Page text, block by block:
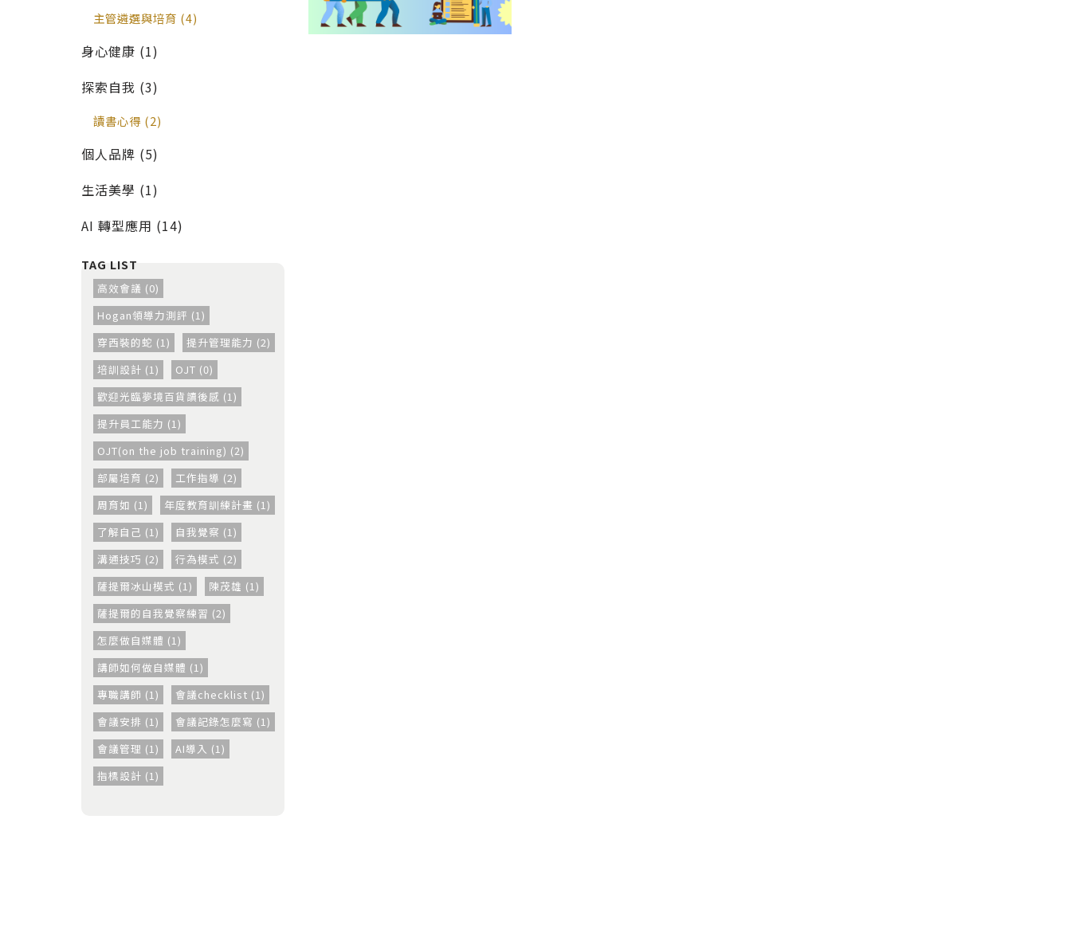
主管遴選與培育 (4)
身心健康 (1)
探索自我 (3)
讀書心得 (2)
個人品牌 (5)
生活美學 (1)
AI 轉型應用 (14)
高效會議 (0)
Hogan領導力測評 (1)
穿西裝的蛇 (1)
提升管理能力 (2)
培訓設計 (1)
OJT (0)
歡迎光臨夢境百貨讀後感 (1)
提升員工能力 (1)
OJT(on the job training) (2)
部屬培育 (2)
工作指導 (2)
周育如 (1)
年度教育訓練計畫 (1)
了解自己 (1)
自我覺察 (1)
溝通技巧 (2)
行為模式 (2)
薩提爾冰山模式 (1)
陳茂雄 (1)
薩提爾的自我覺察練習 (2)
怎麼做自媒體 (1)
講師如何做自媒體 (1)
專職講師 (1)
會議checklist (1)
會議安排 (1)
會議記錄怎麼寫 (1)
會議管理 (1)
AI導入 (1)
指標設計 (1)